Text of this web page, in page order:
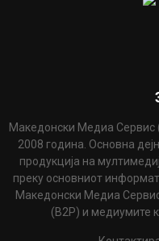
Македонски Медиа Сервис
2008 година. Основна
продукција на
преку основниот
Македонски Медиа
(B2P) и медиумите